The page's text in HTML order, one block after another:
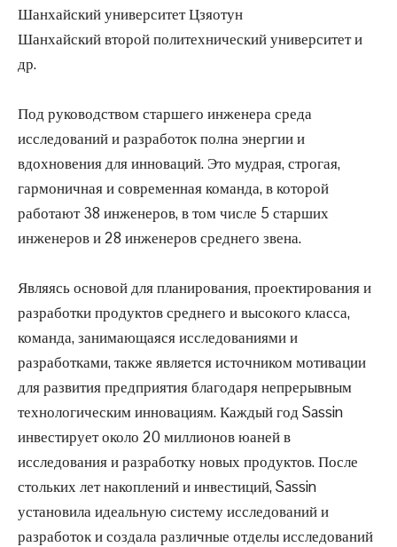
Шанхайский университет Цзяотун
Шанхайский второй политехнический университет и
др.
Под руководством старшего инженера среда
исследований и разработок полна энергии и
вдохновения для инноваций. Это мудрая, строгая,
гармоничная и современная команда, в которой
работают 38 инженеров, в том числе 5 старших
инженеров и 28 инженеров среднего звена.
Являясь основой для планирования, проектирования и
разработки продуктов среднего и высокого класса,
команда, занимающаяся исследованиями и
разработками, также является источником мотивации
для развития предприятия благодаря непрерывным
технологическим инновациям. Каждый год Sassin
инвестирует около 20 миллионов юаней в
исследования и разработку новых продуктов. После
стольких лет накоплений и инвестиций, Sassin
установила идеальную систему исследований и
разработок и создала различные отделы исследований